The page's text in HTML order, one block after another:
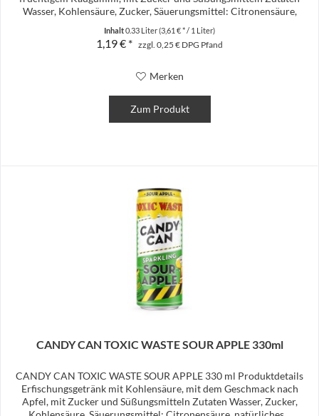
Wasser, Kohlensäure, Zucker, Säuerungsmittel: Citronensäure,
Inhalt0.33 Liter(3,61 € * / 1 Liter)
1,19 € * zzgl. 0,25 € DPG Pfand
Merken
Zum Produkt
CANDY CAN TOXIC WASTE SOUR APPLE 330ml
CANDY CAN TOXIC WASTE SOUR APPLE 330 ml Produktdetails
Erfischungsgetränk mit Kohlensäure, mit dem Geschmack nach
Apfel, mit Zucker und Süßungsmitteln Zutaten Wasser, Zucker,